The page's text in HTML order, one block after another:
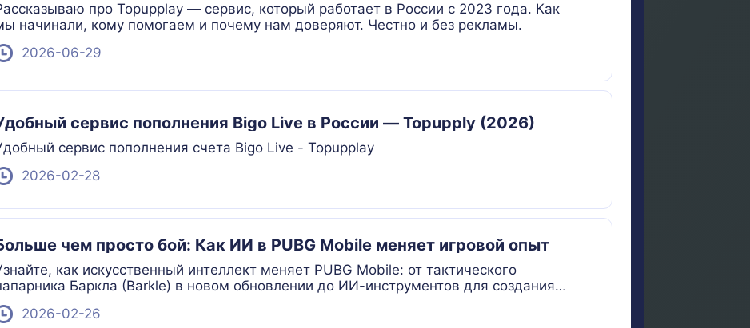
про Topupplay — сервис, который работает в России с 2023 года. Как
начинали, кому помогаем и почему нам доверяют. Честно и без рекламы.
2026-06-29
сервис пополнения Bigo Live в России — Topupply (2026)
сервис пополнения счета Bigo Live - Topupplay
2026-02-28
чем просто бой: Как ИИ в PUBG Mobile меняет игровой опыт
как искусственный интеллект меняет PUBG Mobile: от тактического
Баркла (Barkle) в новом обновлении до ИИ-инструментов для создания
в «Режиме творчества» и перспективного AI-собеседника PUBG Ally от NVIDIA. В
— подробный обзор технологий, которые делают игру умнее и интереснее.
2026-02-26